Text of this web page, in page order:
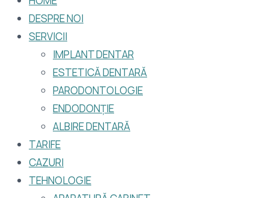
DESPRE NOI
SERVICII
IMPLANT DENTAR
ESTETICĂ DENTARĂ
PARODONTOLOGIE
ENDODONȚIE
ALBIRE DENTARĂ
TARIFE
CAZURI
TEHNOLOGIE